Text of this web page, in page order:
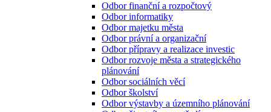
Odbor finanční a rozpočtový
Odbor informatiky
Odbor majetku města
Odbor právní a organizační
Odbor přípravy a realizace investic
Odbor rozvoje města a strategického
plánování
Odbor sociálních věcí
Odbor školství
Odbor výstavby a územního plánování